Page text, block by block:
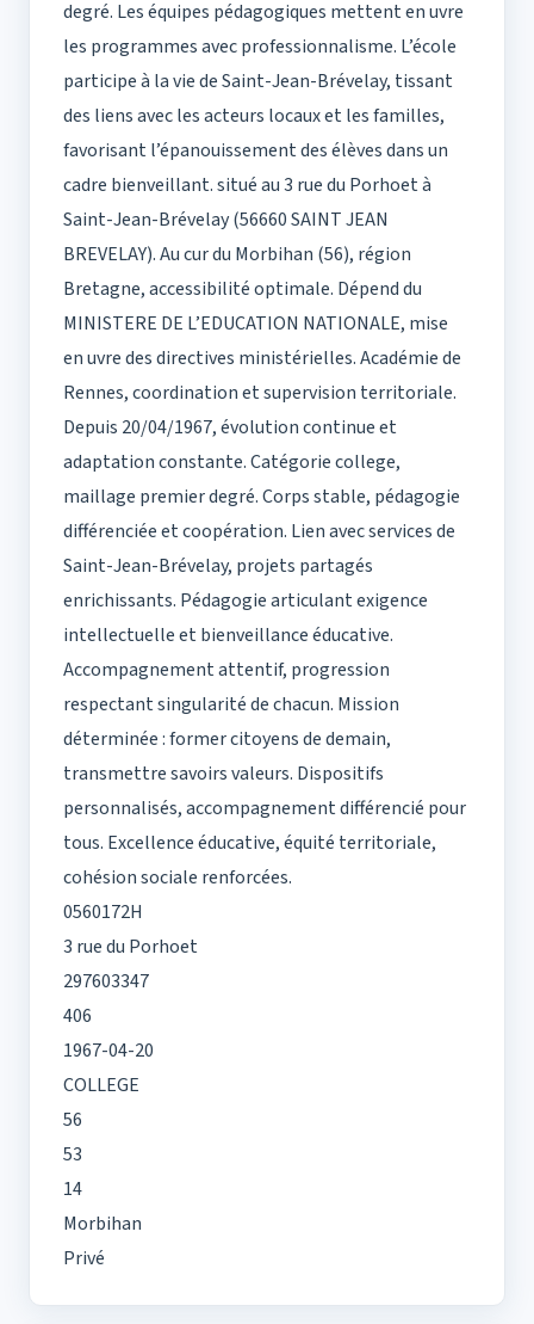
degré. Les équipes pédagogiques mettent en uvre
les programmes avec professionnalisme. L’école
participe à la vie de Saint-Jean-Brévelay, tissant
des liens avec les acteurs locaux et les familles,
favorisant l’épanouissement des élèves dans un
cadre bienveillant. situé au 3 rue du Porhoet à
Saint-Jean-Brévelay (56660 SAINT JEAN
BREVELAY). Au cur du Morbihan (56), région
Bretagne, accessibilité optimale. Dépend du
MINISTERE DE L’EDUCATION NATIONALE, mise
en uvre des directives ministérielles. Académie de
Rennes, coordination et supervision territoriale.
Depuis 20/04/1967, évolution continue et
adaptation constante. Catégorie college,
maillage premier degré. Corps stable, pédagogie
différenciée et coopération. Lien avec services de
Saint-Jean-Brévelay, projets partagés
enrichissants. Pédagogie articulant exigence
intellectuelle et bienveillance éducative.
Accompagnement attentif, progression
respectant singularité de chacun. Mission
déterminée : former citoyens de demain,
transmettre savoirs valeurs. Dispositifs
personnalisés, accompagnement différencié pour
tous. Excellence éducative, équité territoriale,
cohésion sociale renforcées.
0560172H
3 rue du Porhoet
297603347
406
1967-04-20
COLLEGE
56
53
14
Morbihan
Privé